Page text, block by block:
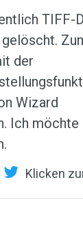
TIFF-
der
Wizard
Ich möchte
Klicken